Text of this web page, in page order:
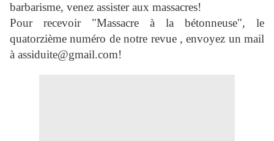
barbarisme, venez assister aux massacres!
Pour recevoir "Massacre à la bétonneuse", le
quatorzième numéro de notre revue , envoyez un mail
à assiduite@gmail.com!